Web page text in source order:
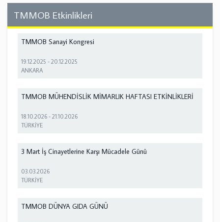
TMMOB Etkinlikleri
TMMOB Sanayi Kongresi
19.12.2025 -20.12.2025
ANKARA
TMMOB MÜHENDİSLİK MİMARLIK HAFTASI ETKİNLİKLERİ
18.10.2026 -21.10.2026
TÜRKİYE
3 Mart İş Cinayetlerine Karşı Mücadele Günü
03.03.2026
TÜRKİYE
TMMOB DÜNYA GIDA GÜNÜ